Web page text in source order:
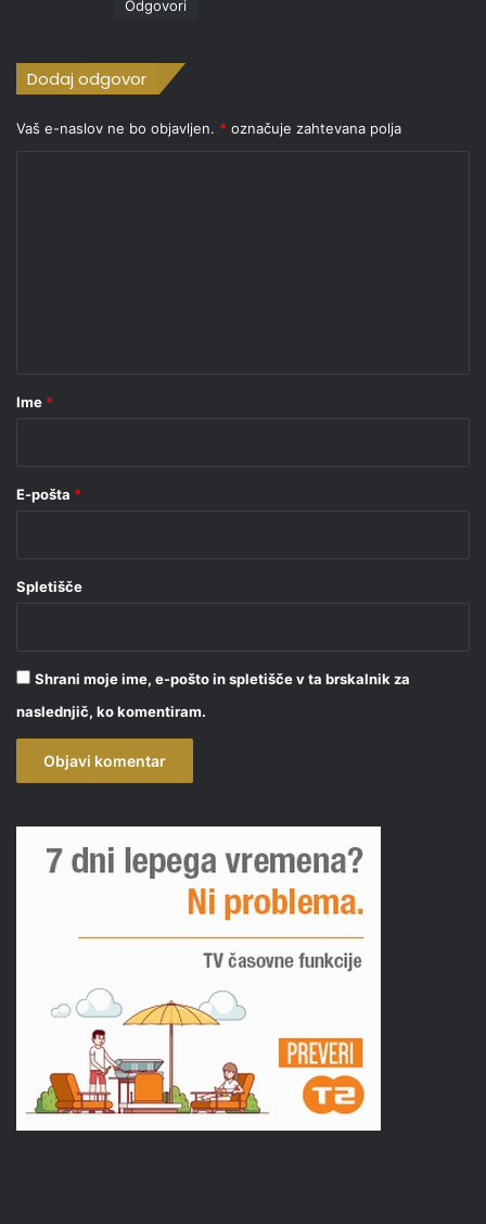
:
Odgovori
Dodaj odgovor
Vaš e-naslov ne bo objavljen. * označuje zahtevana polja
r
Ime *
E-pošta *
Spletišče
Shrani moje ime, e-pošto in spletišče v ta brskalnik za
naslednjič, ko komentiram.